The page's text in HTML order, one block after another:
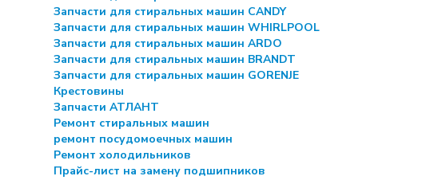
Запчасти для стиральных машин CANDY
Запчасти для стиральных машин WHIRLPOOL
Запчасти для стиральных машин ARDO
Запчасти для стиральных машин BRANDT
Запчасти для стиральных машин GORENJE
Крестовины
Запчасти АТЛАНТ
Ремонт стиральных машин
ремонт посудомоечных машин
Ремонт холодильников
Прайс-лист на замену подшипников